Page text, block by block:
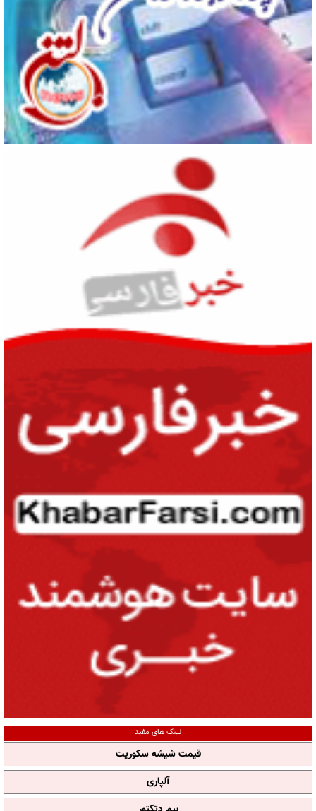
لینک های مفید
قیمت شیشه سکوریت
آلپاری